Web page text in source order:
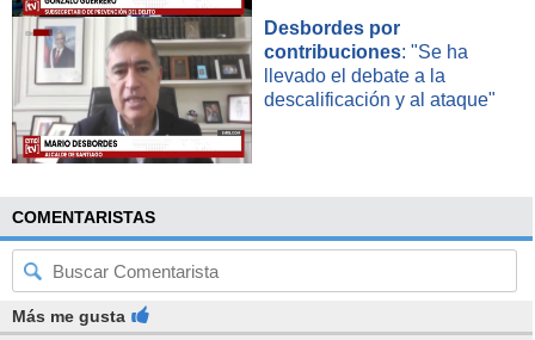
Desbordes por
contribuciones: "Se ha
llevado el debate a la
descalificación y al ataque"
COMENTARISTAS
Más me gusta